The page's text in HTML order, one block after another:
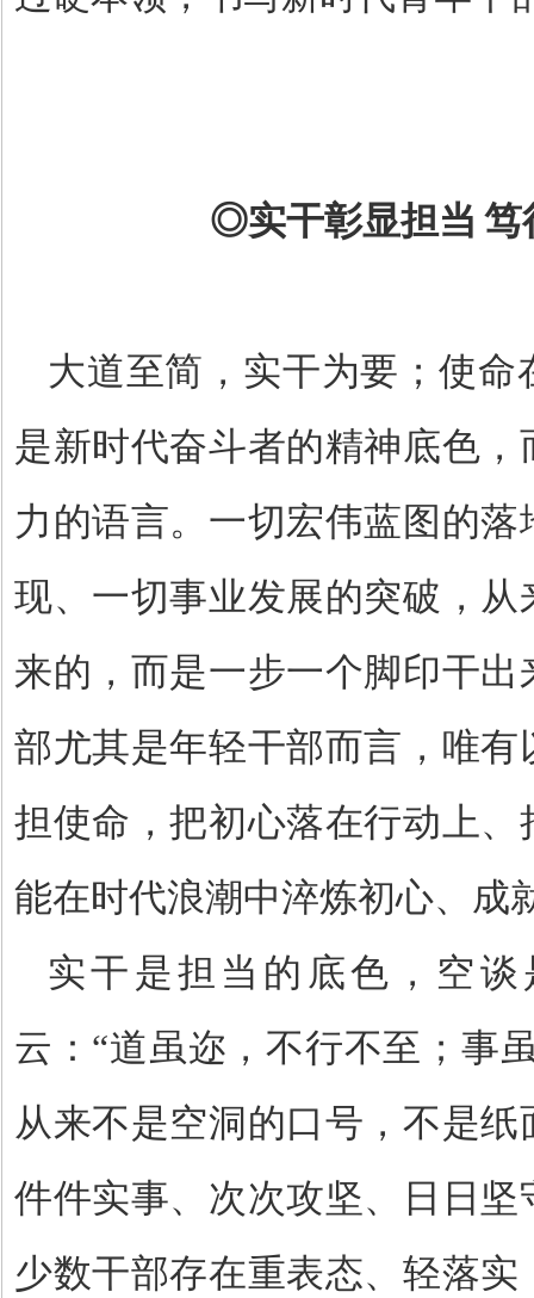
◎实干彰显担当 笃
大道至简，实干为要；使
是新时代奋斗者的精神底色
力的语言。一切宏伟蓝图的
现、一切事业发展的突破，
来的，而是一步一个脚印干
部尤其是年轻干部而言，唯
担使命，把初心落在行动上
能在时代浪潮中淬炼初心、成
实干是担当的底色，空
云： “道虽迩，不行不至；事
从来不是空洞的口号，不是
件件实事、次次攻坚、日日
少数干部存在重表态、轻落